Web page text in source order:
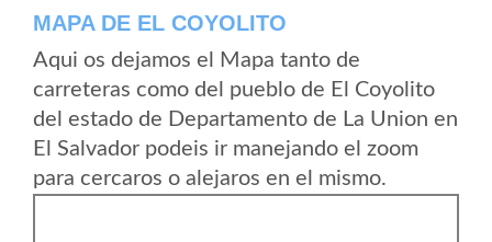
MAPA DE EL COYOLITO
Aqui os dejamos el Mapa tanto de
carreteras como del pueblo de El Coyolito
del estado de Departamento de La Union en
El Salvador podeis ir manejando el zoom
para cercaros o alejaros en el mismo.